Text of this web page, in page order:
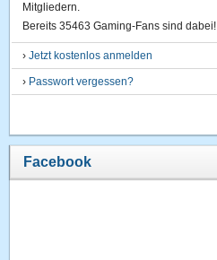
Mitgliedern.
Bereits 35463 Gaming-Fans sind dabei!
›Jetzt kostenlos anmelden
› Passwort vergessen?
Facebook